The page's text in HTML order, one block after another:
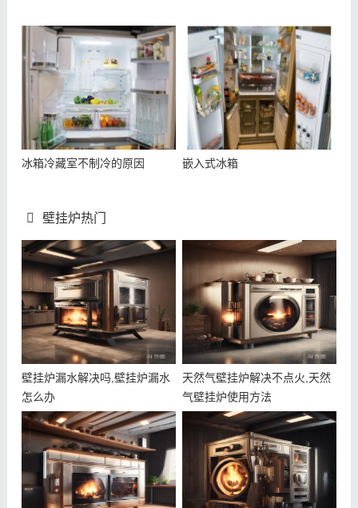
冰箱冷藏室不制冷的原因 嵌入式冰箱
壁挂炉热门
壁挂炉漏水解决吗,壁挂炉漏水
怎么办
天然气壁挂炉解决不点火,天然
气壁挂炉使用方法